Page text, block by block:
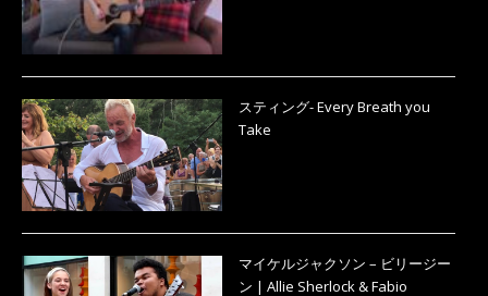
スティング- Every Breath you
Take
マイケルジャクソン – ビリージー
ン | Allie Sherlock & Fabio